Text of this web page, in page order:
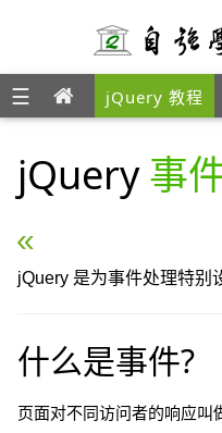
☰ jQuery 教程
jQuery事
« jQuery 选择器
jQuery 是为事件处理特别
什么是事件?
页面对不同访问者的响应叫